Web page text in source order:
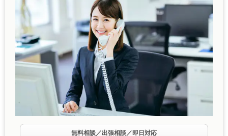
無料相談／出張相談／即日対応